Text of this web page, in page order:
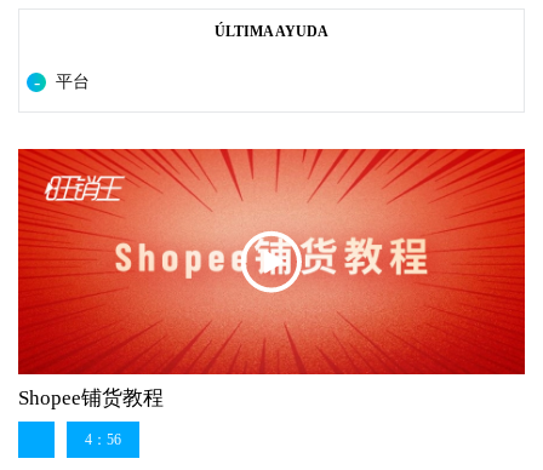
ÚLTIMA AYUDA
平台
Shopee铺货教程
4：56